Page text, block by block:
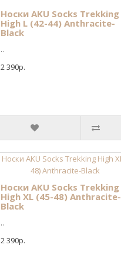
Носки AKU Socks Trekking
High L (42-44) Anthracite-
Black
..
2 390р.
Носки AKU Socks Trekking
High XL (45-48) Anthracite-
Black
..
2 390р.